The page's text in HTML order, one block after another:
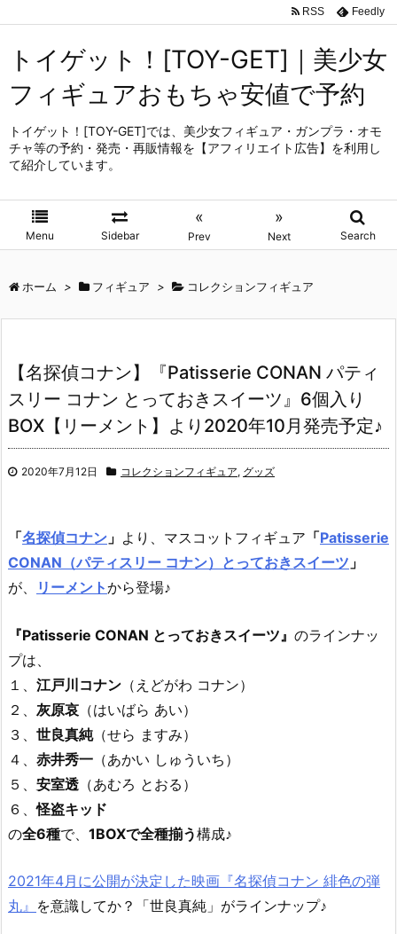
トイゲット！[TOY-GET]｜美少女
フィギュアおもちゃ安値で予約
トイゲット！[TOY-GET]では、美少女フィギュア・ガンプラ・オモ
チャ等の予約・発売・再販情報を【アフィリエイト広告】を利用し
て紹介しています。
Menu Sidebar
«
Prev
»
Next Search
RSS Feedly
ホーム > フィギュア > コレクションフィギュア
【名探偵コナン】『Patisserie CONAN パティ
スリー コナン とっておきスイーツ』6個入り
BOX【リーメント】より2020年10月発売予定♪
2020年7月12日 コレクションフィギュア, グッズ
「名探偵コナン 」 より、 マスコットフィギュア 「Patisserie
CONAN（パティスリー コナン）とっておきスイーツ 」
が、
リーメントから登場♪
『Patisserie CONAN とっておきスイーツ』 のラインナッ
プは、
１、 江戸川コナン （えどがわ コナン）
２、 灰原哀 （はいばら あい）
３、 世良真純（せら ますみ）
４、 赤井秀一 （あかい しゅういち）
５、 安室透 （あむろ とおる）
６、怪盗キッド
の全6種で、 1BOXで全種揃う構成♪
2021年4月に公開が決定した映画『名探偵コナン 緋色の弾
丸』 を意識してか？「世良真純」がラインナップ♪